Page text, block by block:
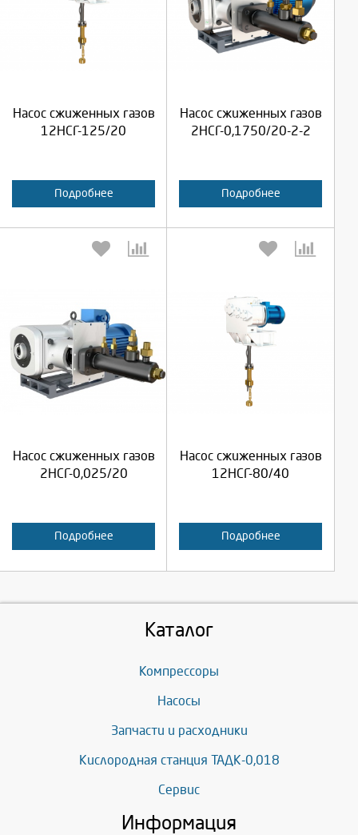
Насос сжиженных газов
12НСГ-125/20
Подробнее
Выберите количество:
Отмена
Насос сжиженных газов
2НСГ-0,1750/20-2-2
Подробнее
Выберите количество:
Отмена
Насос сжиженных газов
2НСГ-0,025/20
Подробнее
Выберите количество:
Отмена
Насос сжиженных газов
12НСГ-80/40
Подробнее
Выберите количество:
Отмена
Каталог
Компрессоры
Насосы
Запчасти и расходники
Кислородная станция ТАДК-0,018
Сервис
Информация